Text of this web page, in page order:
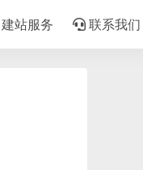
建站服务 联系我们